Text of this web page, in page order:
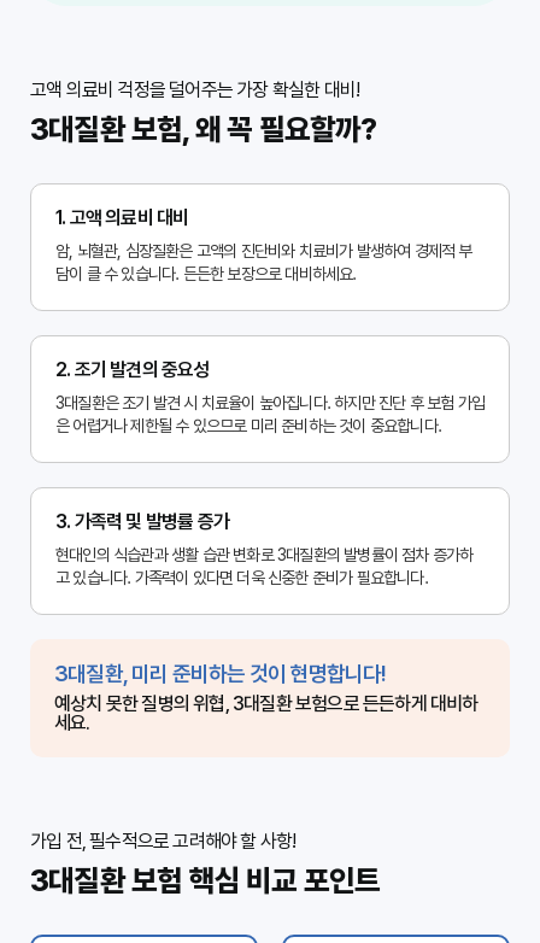
취미 활동, 명상, 충분한 수면 등을 통해 스트레스
니다.
6. 정기적인 건강 검진
아무리 건강한 생활 습관을 가지고 있더라도, 질
병의 조기 발견을 위해 정기적인 건강 검진을 빼
놓지 않아야 합니다. 특히 가족력이 있는 경우 더
이러한 재정적 위험에 대비하기 위한 가장 효과적
인 방법 중 하나는 3대질환 보험에 가입하는 것입
니다. 진단비, 치료비, 입원비, 수술비 등을 보장하
는 보험을 통해 고액의 의료비 부담을 덜고, 소득
상실에 따른 생활 자금을 확보할 수 있습니다. 특
히 진단금은 일시금으로 지급되어 치료비뿐만 아
니라 간병비, 생활비 등 자유롭게 활용할 수 있다
는 장점이 있습니다.
5. 비상 자금 확보
보험 외에도 일정 수준의 비상 자금을 마련해 두
는 것이 좋습니다. 이는 예상치 못한 상황에 유연
하게 대처할 수 있는 여유를 제공하며, 보험금 지
고액 의료비 걱정을 덜어주는 가장 확실한 대비!
3대질환 보험, 왜 꼭 필요할까?
1. 고액 의료비 대비
암, 뇌혈관, 심장질환은 고액의 진단비와 치료비가 발생하여 경제적 부
담이 클 수 있습니다. 든든한 보장으로 대비하세요.
2. 조기 발견의 중요성
3대질환은 조기 발견 시 치료율이 높아집니다. 하지만 진단 후 보험 가입
은 어렵거나 제한될 수 있으므로 미리 준비하는 것이 중요합니다.
3. 가족력 및 발병률 증가
현대인의 식습관과 생활 습관 변화로 3대질환의 발병률이 점차 증가하
고 있습니다. 가족력이 있다면 더욱 신중한 준비가 필요합니다.
3대질환, 미리 준비하는 것이 현명합니다!
예상치 못한 질병의 위협, 3대질환 보험으로 든든하게 대비하
세요.
가입 전, 필수적으로 고려해야 할 사항!
3대질환 보험 핵심 비교 포인트